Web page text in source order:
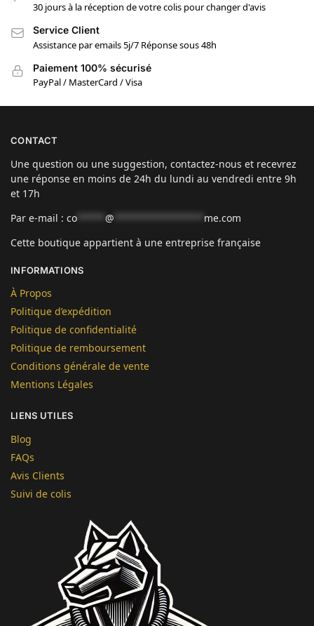
30 jours à la réception de votre colis pour changer d'avis
Service Client
Assistance par emails 5j/7 Réponse sous 48h
Paiement 100% sécurisé
PayPal / MasterCard / Visa
CONTACT
Une question ou une suggestion, contactez-nous et recevrez
une réponse en moins de 24h du lundi au vendredi entre 9h
et 17h
Par e-mail : co @
me.com
Cette boutique appartient à une entreprise française
INFORMATIONS
À Propos
Politique d’expédition
Politique de confidentialité
Politique de remboursement
Conditions générale de vente
Mentions Légales
LIENS UTILES
Blog
FAQs
Avis Clients
Suivi de colis